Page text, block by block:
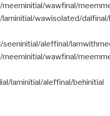
wawfinal/
wawisolated/
aleffinal/
wawfinal/
laminitial/aleffinal/behinitial